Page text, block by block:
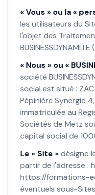
« Vous » ou la «
les utilisateurs du
l'objet des
« Nous » ou «
société
social est situé :
Pépinière Synergie
immatriculée au
Sociétés de Metz
capital social de
Le « Site »désigne
partir de l'adresse :
https://formations-
éventuels sous-